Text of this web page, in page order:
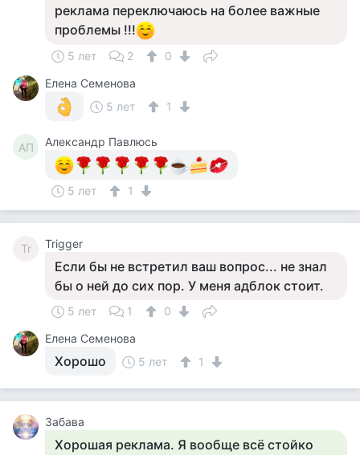
реклама переключаюсь на более важные
проблемы !!!
5 лет 2
0
Елена Семенова
5 лет
1
АП Александр Павлюсь
5 лет 1
Tr Trigger
Если бы не встретил ваш вопрос... не знал
бы о ней до сих пор. У меня адблок стоит.
5 лет 1
0
Елена Семенова
Хорошо 5 лет 1
Забава
Хорошая реклама. Я вообще всё стойко